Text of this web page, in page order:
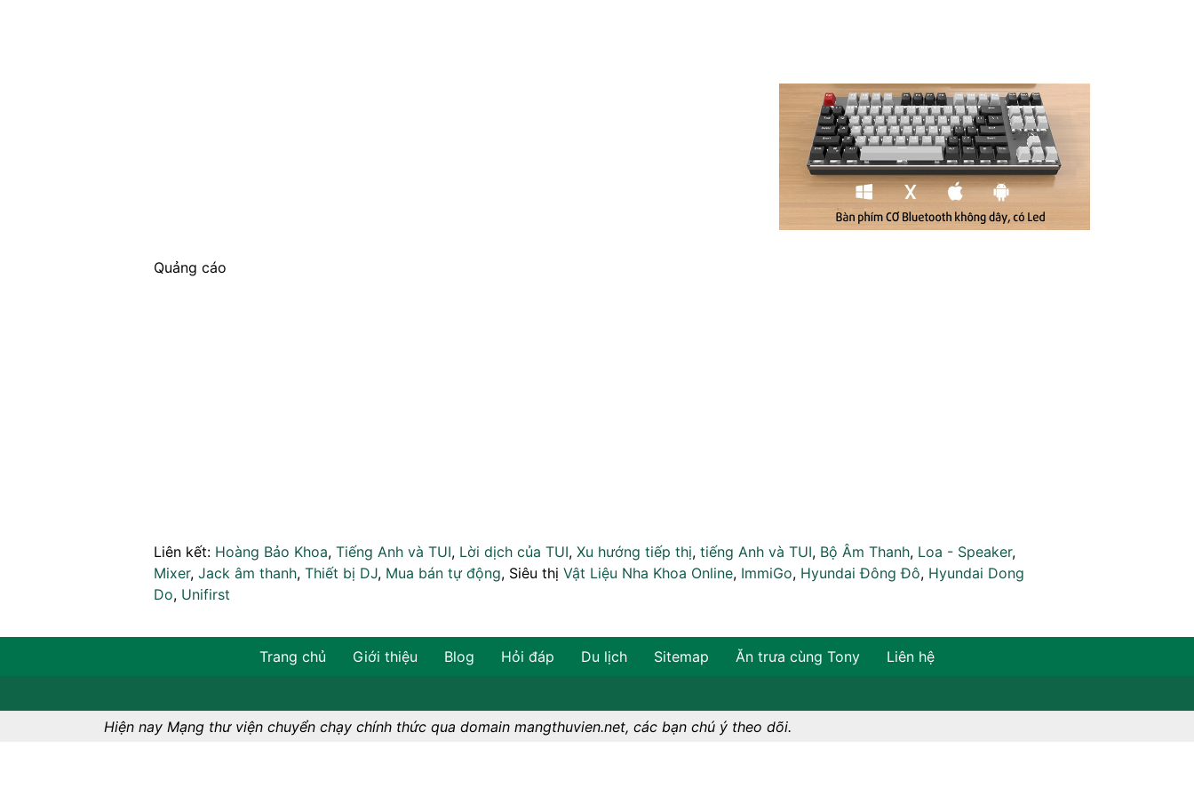
Quảng cáo
Liên kết: Hoàng Bảo Khoa, Tiếng Anh và TUI, Lời dịch của TUI, Xu hướng tiếp thị, tiếng Anh và TUI, Bộ Âm Thanh, Loa - Speaker,
Mixer, Jack âm thanh, Thiết bị DJ, Mua bán tự động, Siêu thị Vật Liệu Nha Khoa Online, ImmiGo, Hyundai Đông Đô, Hyundai Dong
Do, Unifirst
Trang chủ Giới thiệu Blog Hỏi đáp Du lịch Sitemap Ăn trưa cùng Tony Liên hệ
©2017 mangthuvien.net-Điều khoản-Chính sách nội dung-Bảo mật- Nguyên tắc cộng đồng
Hiện nay Mạng thư viện chuyển chạy chính thức qua domain mangthuvien.net, các bạn chú ý theo dõi.